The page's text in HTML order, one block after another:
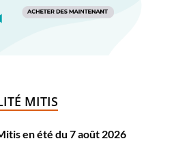
MITIS
en été du 7 août 2026